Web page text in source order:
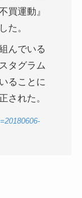
買運動』
た。
んでいる
タグラム
ることに
された。